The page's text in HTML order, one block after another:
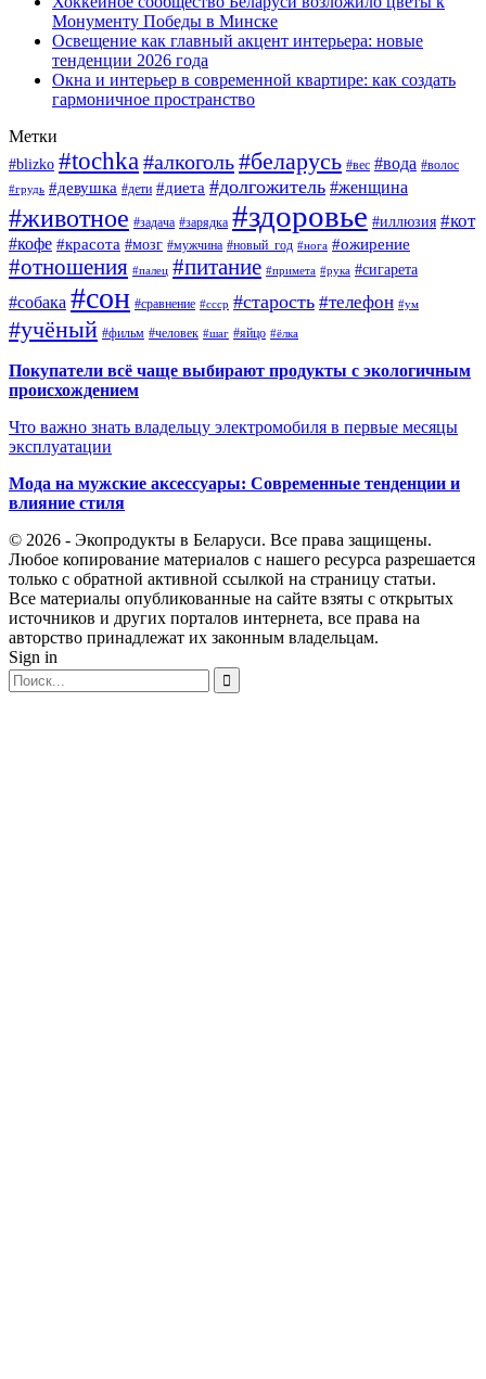
Монументу Победы в Минске
Освещение как главный акцент интерьера: новые
тенденции 2026 года
Окна и интерьер в современной квартире: как создать
гармоничное пространство
Метки
#blizko #tochka #алкоголь#беларусь #вес #вода #волос
#грудь #девушка #дети #диета #долгожитель #женщина
#животное #задача #зарядка #здоровье #иллюзия #кот
#кофе #красота #мозг #мужчина #новый_год #нога #ожирение
#отношения #палец #питание #примета #рука #сигарета
#собака #сон #сравнение #ссср #старость #телефон #ум
#учёный #фильм #человек #шаг #яйцо #ёлка
Покупатели всё чаще выбирают продукты с экологичным
происхождением
Что важно знать владельцу электромобиля в первые месяцы
эксплуатации
Мода на мужские аксессуары: Современные тенденции и
влияние стиля
© 2026 - Экопродукты в Беларуси. Все права защищены.
Любое копирование материалов с нашего ресурса разрешается
только с обратной активной ссылкой на страницу статьи.
Все материалы опубликованные на сайте взяты с открытых
источников и других порталов интернета, все права на
авторство принадлежат их законным владельцам.
Sign in